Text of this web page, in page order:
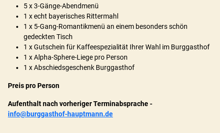
5 x 3-Gänge-Abendmenü
1 x echt bayerisches Rittermahl
1 x 5-Gang-Romantikmenü an einem besonders schön
gedeckten Tisch
1 x Gutschein für Kaffeespezialität Ihrer Wahl im Burggasthof
1 x Alpha-Sphere-Liege pro Person
1 x Abschiedsgeschenk Burggasthof
Preis pro Person
Aufenthalt nach vorheriger Terminabsprache -
info@burggasthof-hauptmann.de